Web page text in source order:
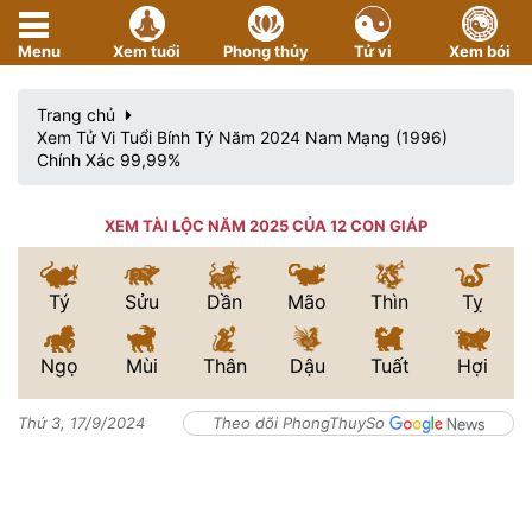
Menu Xem tuổi Phong thủy Tử vi Xem bói
Trang chủ
Xem Tử Vi Tuổi Bính Tý Năm 2024 Nam Mạng (1996)
Chính Xác 99,99%
XEM TÀI LỘC NĂM 2025 CỦA 12 CON GIÁP
Tý Sửu Dần Mão Thìn Tỵ
Ngọ Mùi Thân Dậu Tuất Hợi
Thứ 3, 17/9/2024 Theo dõi PhongThuySo